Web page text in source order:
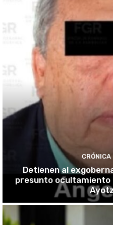
Detienen al
presunto ocultamiento